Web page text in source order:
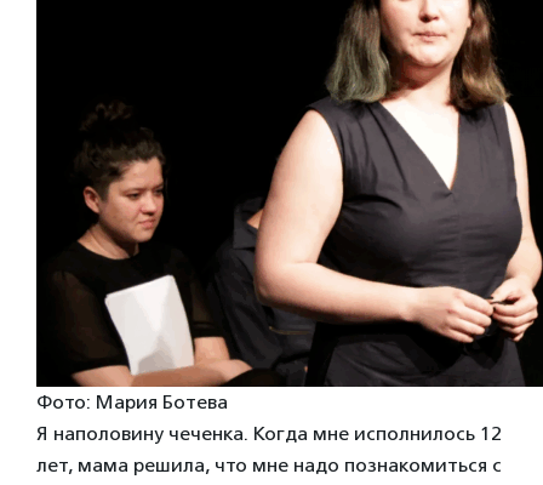
Фото: Мария Ботева
Я наполовину чеченка. Когда мне исполнилось 12
лет, мама решила, что мне надо познакомиться с